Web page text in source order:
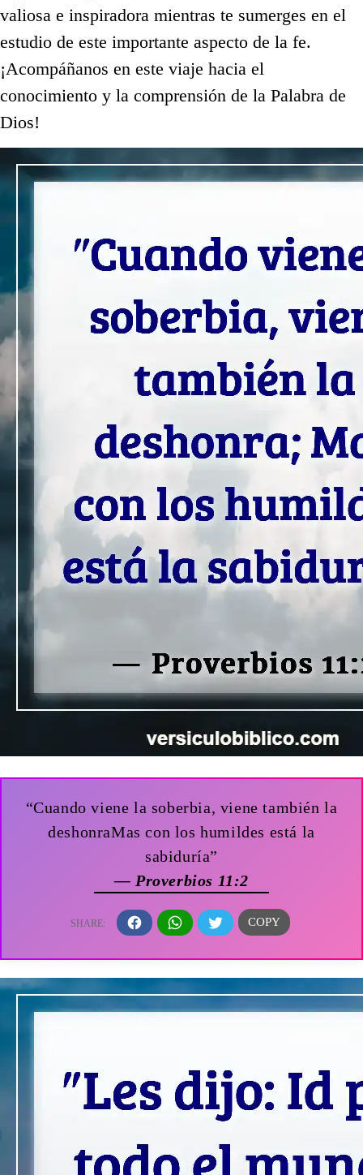
valiosa e inspiradora mientras te sumerges en el
estudio de este importante aspecto de la fe.
¡Acompáñanos en este viaje hacia el
conocimiento y la comprensión de la Palabra de
Dios!
“Cuando viene la soberbia, viene también la
deshonraMas con los humildes está la
sabiduría”
— Proverbios 11:2